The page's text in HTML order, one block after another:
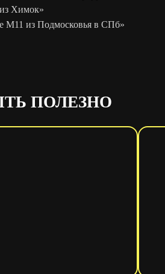
Химок»
М11 из Подмосковья в СПб»
ПОЛЕЗНО